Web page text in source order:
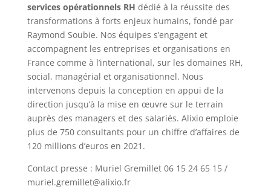
services opérationnels RH dédié à la réussite des
transformations à forts enjeux humains, fondé par
Raymond Soubie. Nos équipes s’engagent et
accompagnent les entreprises et organisations en
France comme à l’international, sur les domaines RH,
social, managérial et organisationnel. Nous
intervenons depuis la conception en appui de la
direction jusqu’à la mise en œuvre sur le terrain
auprès des managers et des salariés. Alixio emploie
plus de 750 consultants pour un chiffre d’affaires de
120 millions d’euros en 2021.
Contact presse : Muriel Gremillet 06 15 24 65 15 /
muriel.gremillet@alixio.fr